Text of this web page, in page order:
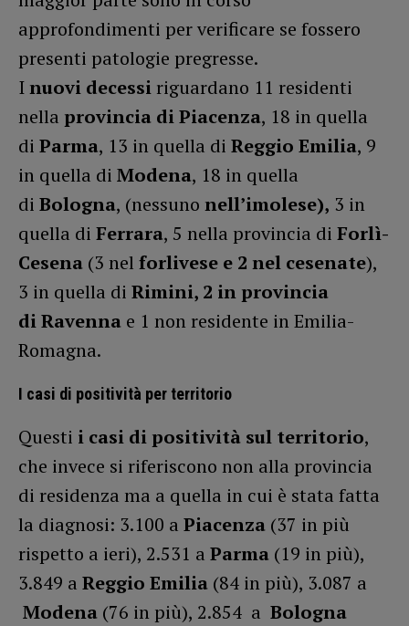
approfondimenti per verificare se fossero
presenti patologie pregresse.
Inuovi decessi riguardano 11 residenti
nella provincia di Piacenza, 18 in quella
di Parma, 13 in quella di Reggio Emilia, 9
in quella di Modena, 18 in quella
di Bologna, (nessuno nell’imolese), 3 in
quella di Ferrara, 5 nella provincia di Forlì-
Cesena (3 nel forlivese e 2 nel cesenate),
3 in quella di Rimini, 2 in provincia
di Ravenna e 1 non residente in Emilia-
Romagna.
I casi di positività per territorio
Questi i casi di positività sul territorio,
che invece si riferiscono non alla provincia
di residenza ma a quella in cui è stata fatta
la diagnosi: 3.100 a Piacenza (37 in più
rispetto a ieri), 2.531 a Parma (19 in più),
3.849 a Reggio Emilia (84 in più), 3.087 a
Modena (76 in più), 2.854 a Bologna